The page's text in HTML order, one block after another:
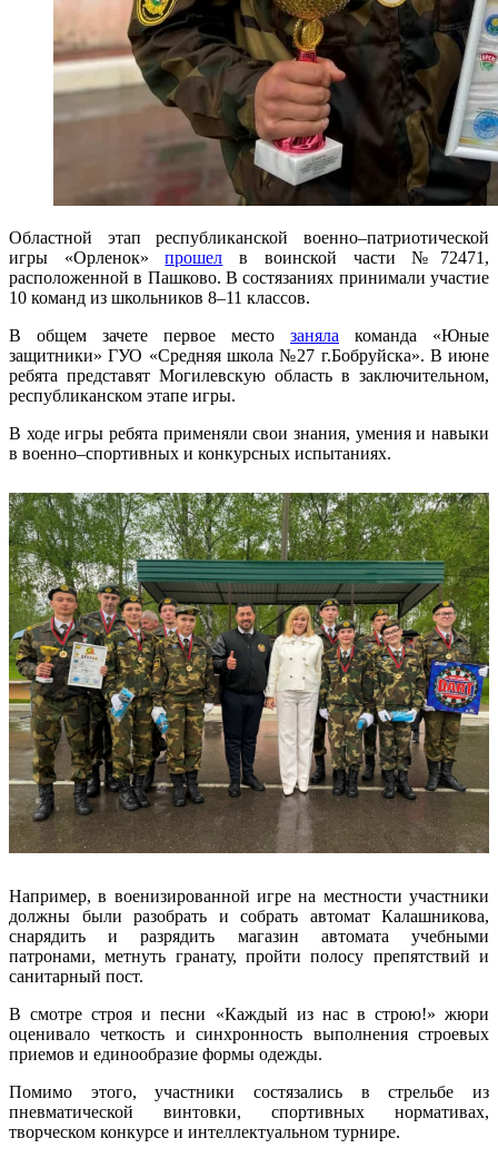
Областной этап республиканской военно–патриотической
игры «Орленок»прошел
в воинской части №72471,
расположенной в Пашково. В состязаниях принимали участие
10 команд из школьников 8–11 классов.
В общем зачете первое место заняла команда «Юные
защитники» ГУО «Средняя школа №27 г.Бобруйска». В июне
ребята представят Могилевскую область в заключительном,
республиканском этапе игры.
В ходе игры ребята применяли свои знания, умения и навыки
в военно–спортивных и конкурсных испытаниях.
Например, в военизированной игре на местности участники
должны были разобрать и собрать автомат Калашникова,
снарядить и разрядить магазин автомата учебными
патронами, метнуть гранату, пройти полосу препятствий и
санитарный пост.
В смотре строя и песни «Каждый из нас в строю!» жюри
оценивало четкость и синхронность выполнения строевых
приемов и единообразие формы одежды.
Помимо этого, участники состязались в стрельбе из
пневматической винтовки, спортивных нормативах,
творческом конкурсе и интеллектуальном турнире.